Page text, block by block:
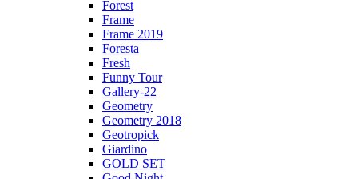
Forest
Frame
Frame 2019
Foresta
Fresh
Funny Tour
Gallery-22
Geometry
Geometry 2018
Geotropick
Giardino
GOLD SET